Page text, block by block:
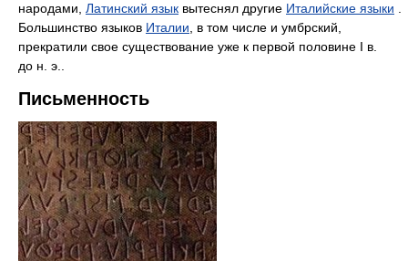
народами, Латинский язык вытеснял другие Италийские языки
Большинство языков Италии , в том числе и умбрский,
прекратили свое существование уже к первой половине I в.
до н. э..
Письменность